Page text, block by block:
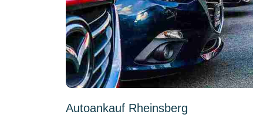
Autoankauf Rheinsberg